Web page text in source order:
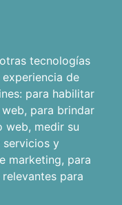
tecnologías
de
para habilitar
, para brindar
web, medir su
servicios y
marketing, para
para